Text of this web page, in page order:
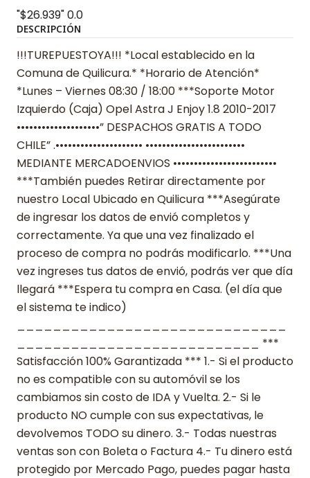
"$26.939"0.0
DESCRIPCIÓN
!!!TUREPUESTOYA!!! *Local establecido en la
Comuna de Quilicura.* *Horario de Atención*
*Lunes – Viernes 08:30 / 18:00 ***Soporte Motor
Izquierdo (Caja) Opel Astra J Enjoy 1.8 2010-2017
••••••••••••••••••••” DESPACHOS GRATIS A TODO
CHILE” .••••••••••••••••••••• ••••••••••••••••••••••••
MEDIANTE MERCADOENVIOS •••••••••••••••••••••••••
***También puedes Retirar directamente por
nuestro Local Ubicado en Quilicura ***Asegúrate
de ingresar los datos de envió completos y
correctamente. Ya que una vez finalizado el
proceso de compra no podrás modificarlo. ***Una
vez ingreses tus datos de envió, podrás ver que día
llegará ***Espera tu compra en Casa. (el día que
el sistema te indico)
___________________________ ***
Satisfacción 100% Garantizada *** 1.- Si el producto
no es compatible con su automóvil se los
cambiamos sin costo de IDA y Vuelta. 2.- Si le
producto NO cumple con sus expectativas, le
devolvemos TODO su dinero. 3.- Todas nuestras
ventas son con Boleta o Factura 4.- Tu dinero está
protegido por Mercado Pago, puedes pagar hasta